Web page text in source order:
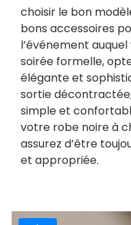
choisir le bon
bons accessoires
l’événement auquel
soirée formelle,
élégante et
sortie
simple et
votre robe noire à
assurez d’être
et appropriée.